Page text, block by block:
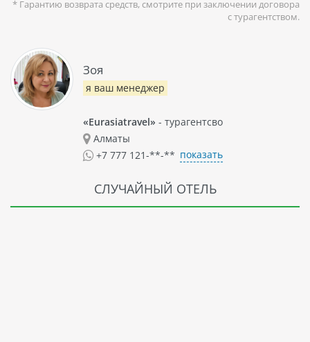
* Гарантию возврата средств, смотрите при заключении договора
с турагентством.
Зоя
я ваш менеджер
«Eurasiatravel» - турагентсво
Алматы
+7 777 121-**-** показать
СЛУЧАЙНЫЙ ОТЕЛЬ